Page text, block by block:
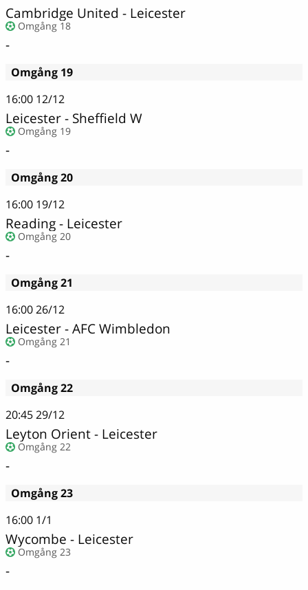
Cambridge United - Leicester
Omgång 18
-
Omgång 19
16:00 12/12
Leicester - Sheffield W
Omgång 19
-
Omgång 20
16:00 19/12
Reading - Leicester
Omgång 20
-
Omgång 21
16:0026/12
Leicester - AFC Wimbledon
Omgång 21
-
Omgång 22
20:4529/12
Leyton Orient - Leicester
Omgång 22
-
Omgång 23
16:00 1/1
Wycombe - Leicester
Omgång 23
-